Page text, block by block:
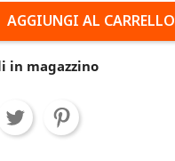
AGGIUNGI AL CARRELLO
in magazzino